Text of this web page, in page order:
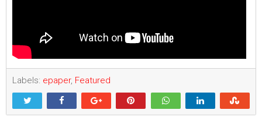
Labels: epaper, Featured